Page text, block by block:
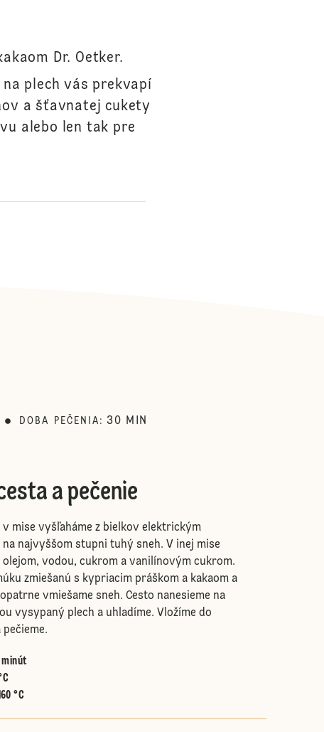
Dr. Oetker.
plech vás prekvapí
a šťavnatej cukety
alebo len tak pre
DOBA PEČENIA : 30 MIN
a pečenie
v mise vyšľaháme z bielkov elektrickým
najvyššom stupni tuhý sneh. V inej mise
vodou, cukrom a vanilínovým cukrom.
zmiešanú s kypriacim práškom a kakaom a
vmiešame sneh. Cesto nanesieme na
vysypaný plech a uhladíme. Vložíme do
minút
°C